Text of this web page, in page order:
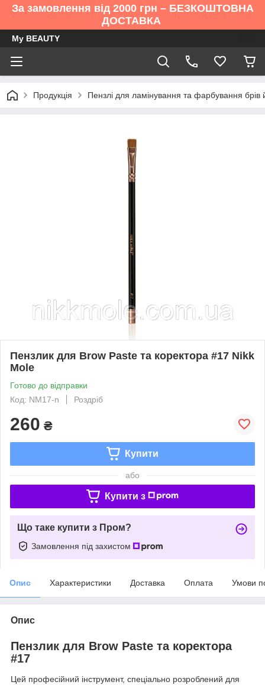
За замовлення від 2000 грн – БЕЗКОШТОВНА
ДОСТАВКА
My BEAUTY
Продукція Пензлі для ламінування та фарбування брів
Пензлик для Brow Paste та коректора #17 Nikk
Mole
Готово до відправки
Код: NM17-n
Роздріб
260 ₴
Купити
або
Купити з
Що таке купити з Пром?
Замовлення під захистом
Опис Характеристики Доставка Оплата Умови
Опис
Пензлик для Brow Paste та коректора
#17
Цей професійний інструмент, спеціально розроблений для